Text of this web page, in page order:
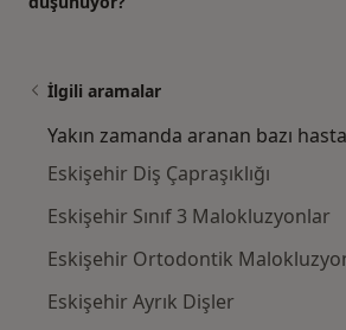
İlgili aramalar
Yakın zamanda aranan bazı
Eskişehir Diş Çapraşıklığı
Eskişehir Sınıf 3 Malokluzyonlar
Eskişehir Ortodontik
Eskişehir Ayrık Dişler